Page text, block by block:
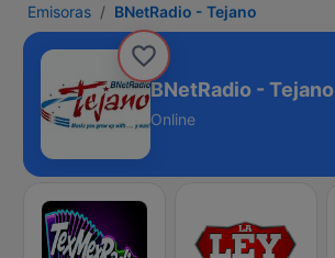
Emisoras BNetRadio - Tejano
BNetRadio - Tejano
Online